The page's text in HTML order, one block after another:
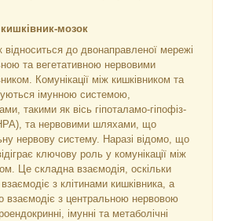
кишківник-мозок
відноситься до двонаправленої мережі
та вегетативною нервовими
Комунікації між кишківником та
імунною системою,
такими як вісь гіпоталамо-гіпофіз-
та нервовими шляхами, що
нервову систему. Наразі відомо, що
ключову роль у комунікації між
Це складна взаємодія, оскільки
з клітинами кишківника, а
взаємодіє з центральною нервовою
імунні та метаболічні